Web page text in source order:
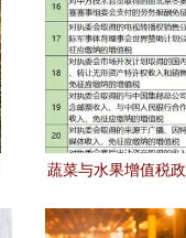
蔬菜与水果增值税